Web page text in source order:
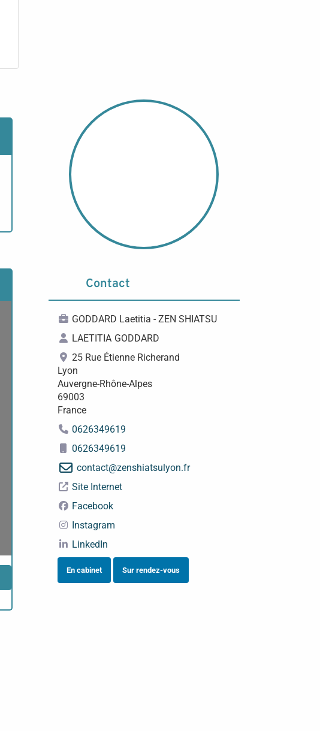
Contact
GODDARD Laetitia - ZEN SHIATSU
LAETITIA GODDARD
25 Rue Étienne Richerand
Lyon
Auvergne-Rhône-Alpes
69003
France
0626349619
0626349619
contact@zenshiatsulyon.fr
Site Internet
Facebook
Instagram
LinkedIn
En cabinet Sur rendez-vous